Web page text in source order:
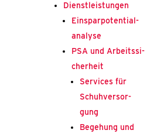
Dienst­leis­tun­gen
Ein­spar­po­ten­ti­al­
ana­ly­se
PSA und Arbeits­si­
cher­heit
Ser­vices für
Schuh­ver­sor­
gung
Bege­hung und